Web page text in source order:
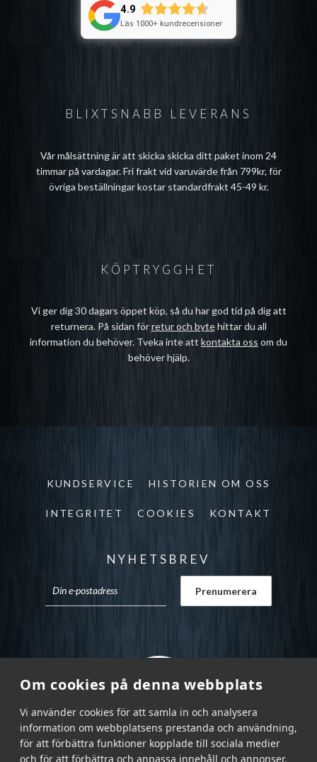
Om cookies på denna webbplats
Vi använder cookies för att samla in och analysera
information om webbplatsens prestanda och användning,
för att förbättra funktioner kopplade till sociala medier
och för att förbättra och anpassa innehåll och annonser.
BLIXTSNABB LEVERANS
Vår målsättning är att skicka skicka ditt paket inom 24
timmar på vardagar. Fri frakt vid varuvärde från 799kr, för
övriga beställningar kostar standardfrakt 45-49 kr.
4.9
Läs 1000+ kundrecensioner
KÖPTRYGGHET
Vi ger dig 30 dagars öppet köp, så du har god tid på dig att
returnera. På sidan förretur och bytehittar du all
information du behöver. Tveka inte att kontakta oss om du
behöver hjälp.
KUNDSERVICE HISTORIEN OM OSS
INTEGRITET COOKIES KONTAKT
NYHETSBREV